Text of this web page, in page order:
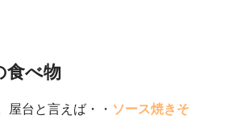
食べ物
屋台と言えば・・ ソース焼きそ